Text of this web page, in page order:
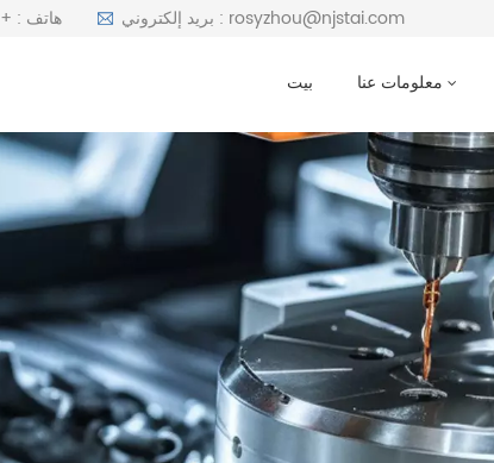
هاتف : +86 18014488857 بريد إلكتروني : rosyzhou@njstai.com
بيت معلومات عنا